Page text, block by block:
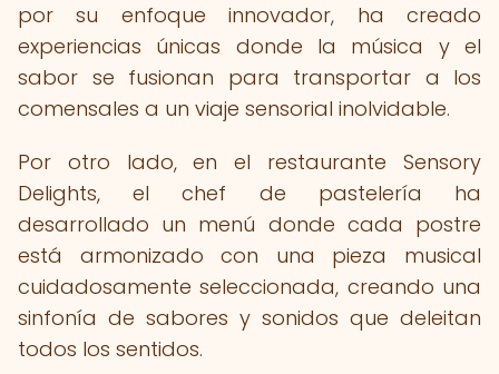
por su enfoque innovador, ha creado
experiencias únicas donde la música y el
sabor se fusionan para transportar a los
comensales a un viaje sensorial inolvidable.
Por otro lado, en el restaurante Sensory
Delights, el chef de pastelería ha
desarrollado un menú donde cada postre
está armonizado con una pieza musical
cuidadosamente seleccionada, creando una
sinfonía de sabores y sonidos que deleitan
todos los sentidos.